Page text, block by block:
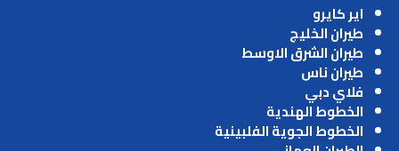
اير كايرو
طيران الخليج
طيران الشرق الاوسط
طيران ناس
فلاي دبي
الخطوط الهندية
الخطوط الجوية الفلبينية